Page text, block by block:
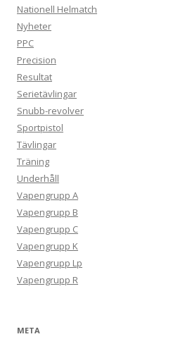
Nationell Helmatch
Nyheter
PPC
Precision
Resultat
Serietävlingar
Snubb-revolver
Sportpistol
Tävlingar
Träning
Underhåll
Vapengrupp A
Vapengrupp B
Vapengrupp C
Vapengrupp K
Vapengrupp Lp
Vapengrupp R
META